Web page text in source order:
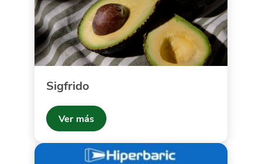
Sigfrido
Ver más